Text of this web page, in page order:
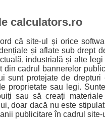
calculators.ro
că site-ul și orice
și aflate sub drept
industrială și alte
cadrul bannerelor
sunt protejate de
proprietate sau legi.
sau să creați
doar dacă nu este
publicitare în cadrul site-